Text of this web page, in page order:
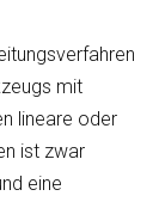
mit
lineare oder
ist zwar
eine